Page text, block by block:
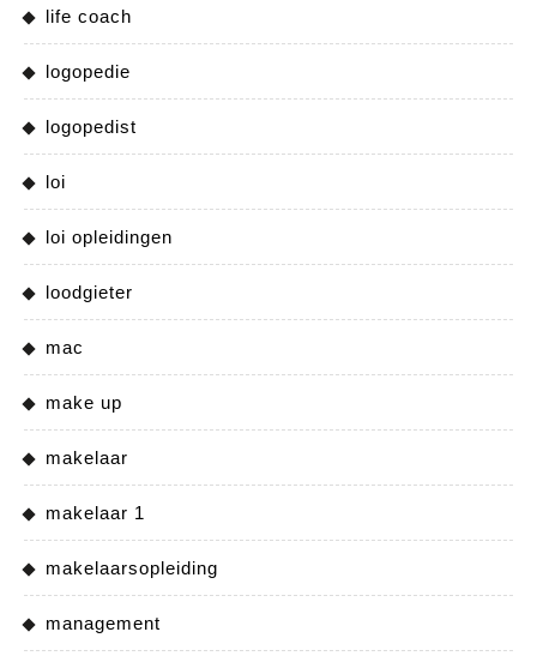
life coach
logopedie
logopedist
loi
loi opleidingen
loodgieter
mac
make up
makelaar
makelaar 1
makelaarsopleiding
management